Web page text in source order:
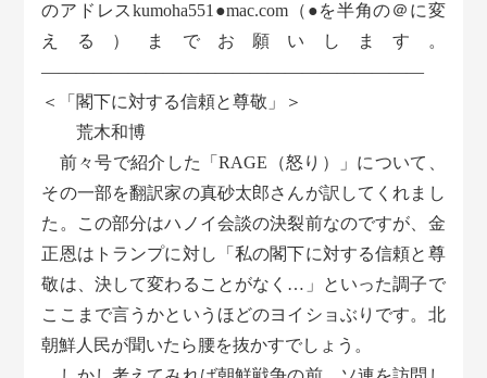
のアドレスkumoha551●mac.com（●を半角の＠に変
える）までお願いします。
――――――――――――――――――――――
＜「閣下に対する信頼と尊敬」＞
荒木和博
前々号で紹介した「RAGE（怒り）」について、
その一部を翻訳家の真砂太郎さんが訳してくれまし
た。この部分はハノイ会談の決裂前なのですが、金
正恩はトランプに対し「私の閣下に対する信頼と尊
敬は、決して変わることがなく…」といった調子で
ここまで言うかというほどのヨイショぶりです。北
朝鮮人民が聞いたら腰を抜かすでしょう。